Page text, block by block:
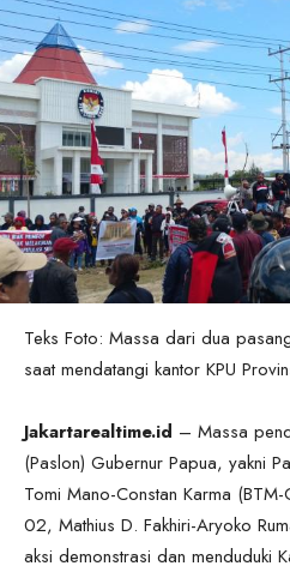
Teks Foto: Massa dari dua
saat mendatangi kantor KPU
Jakartarealtime.id – Massa
(Paslon) Gubernur Papua, yakni
Tomi Mano-Constan Karma
02, Mathius D. Fakhiri-Aryoko
aksi demonstrasi dan menduduki